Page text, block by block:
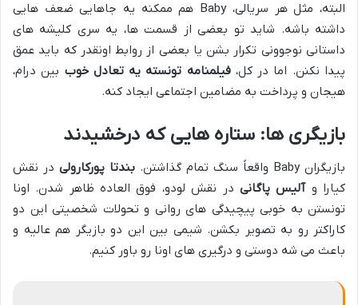
البته، مثل هر سریالی، Baby هم ممکنه یه جاهایی ضعف هایی
داشته باشه. شاید تو بعضی از قسمت ها، یه سری کلیشه های
داستانی نوجوونی تکرار بشن یا بعضی از روابط اونقدر که باید عمق
پیدا نکنن. اما در کل،فیلمنامه تونسته یه تعادل خوب بین درام،
هیجان و پرداخت به مضامین اجتماعی ایجاد کنه.
بازیگری ها: ستاره هایی که درخشیدند
بازیگران Baby واقعاً سنگ تمام گذاشتن. بندتا پورکارولی در نقش
کیارا وآلیس پاگانی در نقش لودو، فوق العاده ظاهر شدن. اونا
تونستن به خوبی پیچیدگی های روانی و تحولات شخصیتی این دو
کاراکتر رو به تصویر بکشن. شیمی بین این دو بازیگر هم عالیه و
باعث می شه دوستی و درگیری های اونا رو باور کنیم.